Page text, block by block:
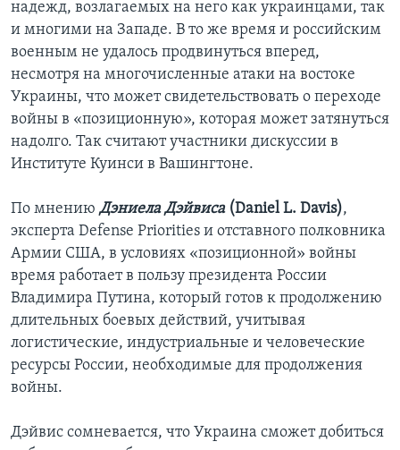
надежд, возлагаемых на него как украинцами, так
и многими на Западе. В то же время и российским
военным не удалось продвинуться вперед,
несмотря на многочисленные атаки на востоке
Украины, что может свидетельствовать о переходе
войны в «позиционную», которая может затянуться
надолго. Так считают участники дискуссии в
Институте Куинси в Вашингтоне.
По мнению Дэниела Дэйвиса(Daniel L. Davis),
эксперта Defense Priorities и отставного полковника
Армии США, в условиях «позиционной» войны
время работает в пользу президента России
Владимира Путина, который готов к продолжению
длительных боевых действий, учитывая
логистические, индустриальные и человеческие
ресурсы России, необходимые для продолжения
войны.
Дэйвис сомневается, что Украина сможет добиться